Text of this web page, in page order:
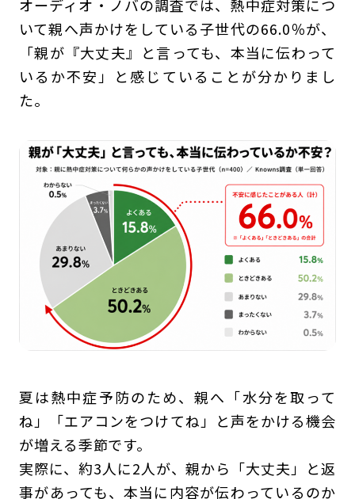
オーディオ・ノバの調査では、熱中症対策につ
いて親へ声かけをしている子世代の66.0％が、
「親が『大丈夫』と言っても、本当に伝わって
いるか不安」と感じていることが分かりまし
た。
夏は熱中症予防のため、親へ「水分を取って
ね」「エアコンをつけてね」と声をかける機会
が増える季節です。
実際に、約3人に2人が、親から「大丈夫」と返
事があっても、本当に内容が伝わっているのか